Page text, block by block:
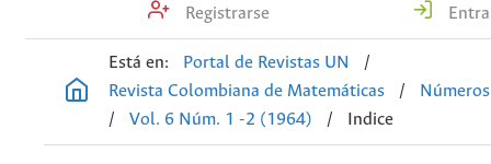
Registrarse
Está en: Portal de Revistas UN
/
Revista Colombiana de Matemáticas
/
/
Vol. 6 Núm. 1 -2 (1964) / Indice